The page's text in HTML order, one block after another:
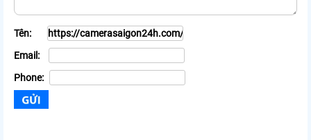
Tên:
Email:
Phone: